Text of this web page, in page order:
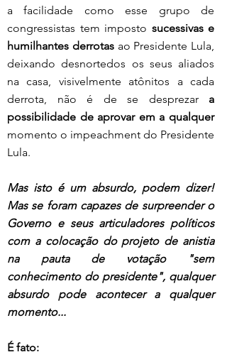
a facilidade como esse grupo de
congressistas tem imposto sucessivas e
humilhantes derrotas ao Presidente Lula,
deixando desnortedos os seus aliados
na casa, visivelmente atônitos a cada
derrota, não é de se desprezar a
possibilidade de aprovar em a qualquer
momento o impeachment do Presidente
Lula.
Mas isto é um absurdo, podem dizer!
Mas se foram capazes de surpreender o
Governo e seus articuladores políticos
com a colocação do projeto de anistia
na pauta de votação "sem
conhecimento do presidente", qualquer
absurdo pode acontecer a qualquer
momento...
É fato: